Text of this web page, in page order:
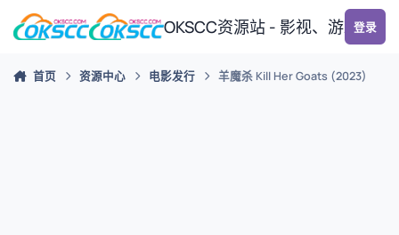
跳转到帖子
OKSCC资源站 - 影视、游戏、
登录
首页 资源中心 电影发行 羊魔杀 Kill Her Goats (2023)